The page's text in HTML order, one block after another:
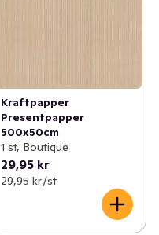
Kraftpapper
Presentpapper
500x50cm
1 st, Boutique
29,95 kr
29,95 kr /st